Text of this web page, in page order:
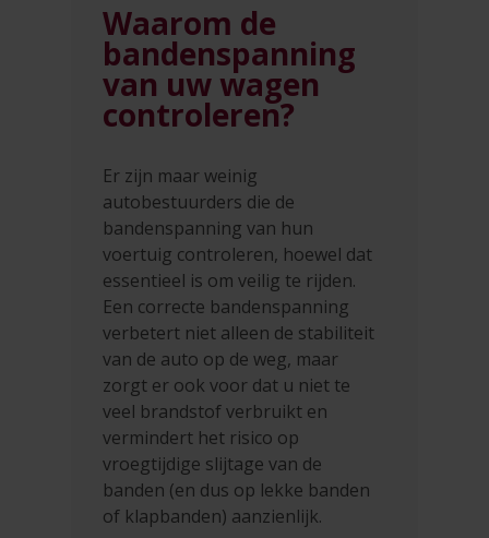
Waarom de
bandenspanning
van uw wagen
controleren?
Er zijn maar weinig
autobestuurders die de
bandenspanning van hun
voertuig controleren, hoewel dat
essentieel is om veilig te rijden.
Een correcte bandenspanning
verbetert niet alleen de stabiliteit
van de auto op de weg, maar
zorgt er ook voor dat u niet te
veel brandstof verbruikt en
vermindert het risico op
vroegtijdige slijtage van de
banden (en dus op lekke banden
of klapbanden) aanzienlijk.